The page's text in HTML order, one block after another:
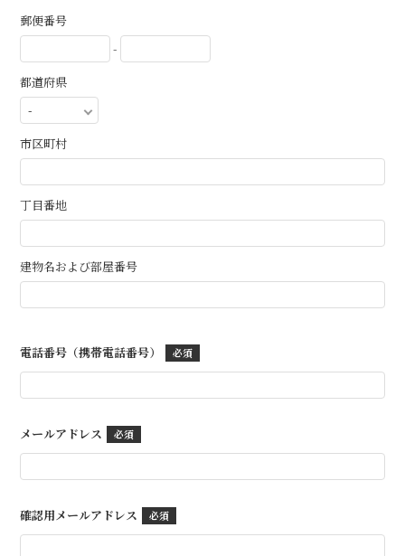
郵便番号
-
都道府県
市区町村
丁目番地
建物名および部屋番号
電話番号（携帯電話番号）
メールアドレス
確認用メールアドレス